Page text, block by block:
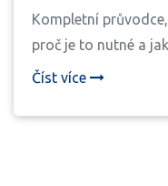
Kompletní
proč je to nutné a
Číst více